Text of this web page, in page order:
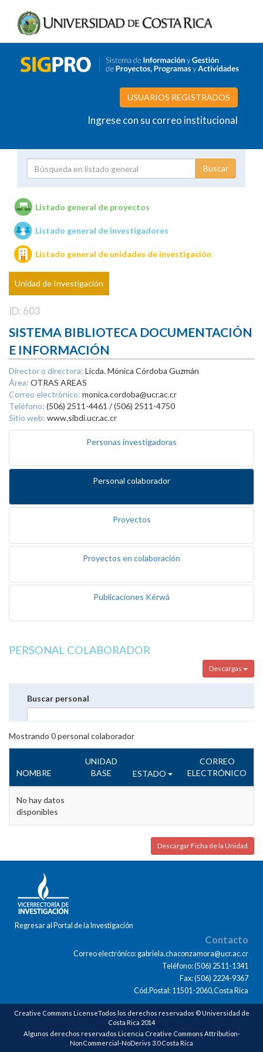
USUARIOS REGISTRADOS
Ingrese con su correo institucional
Unidades de investigación
Listado general de proyectos
Listado general de investigadores
Listado general de unidades de investigación
Unidad de Investigación
ID: 603
SISTEMA BIBLIOTECA DOCUMENTACIÓN
E INFORMACIÓN
Director o directora: Licda. Mónica Córdoba Guzmán
Área: OTRAS AREAS
Correo electrónico: monica.cordoba@ucr.ac.cr
Teléfono: (506) 2511-4461 / (506) 2511-4750
Sitio web: www.sibdi.ucr.ac.cr
Personas investigadoras
Personal colaborador
Proyectos
Proyectos en colaboración
Publicaciones Kérwá
PERSONAL COLABORADOR
Descargas
Buscar personal
Mostrando 0personal colaborador
NOMBRE
UNIDAD
BASE
ESTADO
CORREO
ELECTRÓNICO
No hay datos
disponibles
Descargar Ficha de la Unidad
Regresar al Portal de la Investigación
Contacto
Correo electrónico: gabriela.chaconzamora@ucr.ac.cr
Teléfono: (506) 2511-1341
Fax: (506) 2224-9367
Cód.Postal: 11501-2060,Costa Rica
Creative Commons LicenseTodos los derechos reservados © Universidad de
Costa Rica 2014
Algunos derechos reservados Licencia Creative Commons Attribution-
NonCommercial-NoDerivs 3.0 Costa Rica